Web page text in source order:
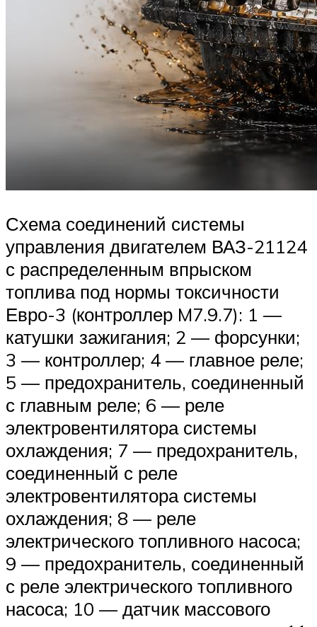
Схема соединений системы
управления двигателем ВАЗ-21124
с распределенным впрыском
топлива под нормы токсичности
Евро-3 (контроллер M7.9.7): 1 —
катушки зажигания; 2 — форсунки;
3 — контроллер; 4 — главное реле;
5 — предохранитель, соединенный
с главным реле; 6 — реле
электровентилятора системы
охлаждения; 7 — предохранитель,
соединенный с реле
электровентилятора системы
охлаждения; 8 — реле
электрического топливного насоса;
9 — предохранитель, соединенный
с реле электрического топливного
насоса; 10 — датчик массового